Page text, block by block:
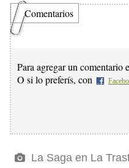
Comentarios
Para agregar un comentario
O si lo preferís, con
La Saga en La